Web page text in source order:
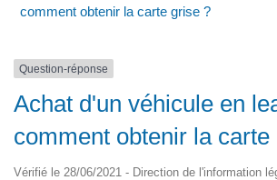
comment obtenir la carte grise ?
Question-réponse
Achat d'un véhicule en
comment obtenir la carte
Vérifié le 28/06/2021 - Direction de l'information